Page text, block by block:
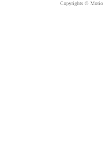
Copyrights ©